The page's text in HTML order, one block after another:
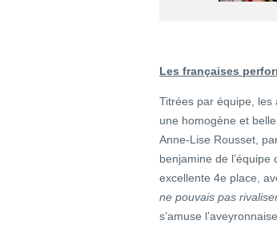
Les françaises
Titrées par équipe,
une homogène et
Anne-Lise Rousset,
benjamine de
excellente 4e place,
ne pouvais pas
s’amuse